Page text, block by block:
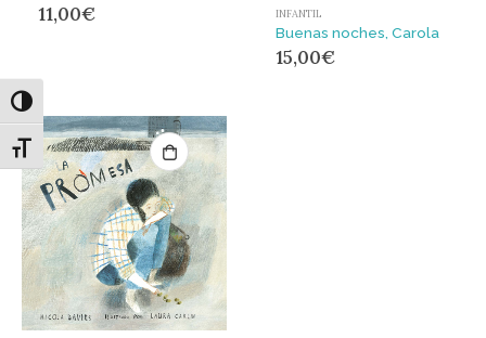
Alternar alto contraste
Alternar tamaño de letra
11,00€ INFANTIL
Buenas noches, Carola
15,00€